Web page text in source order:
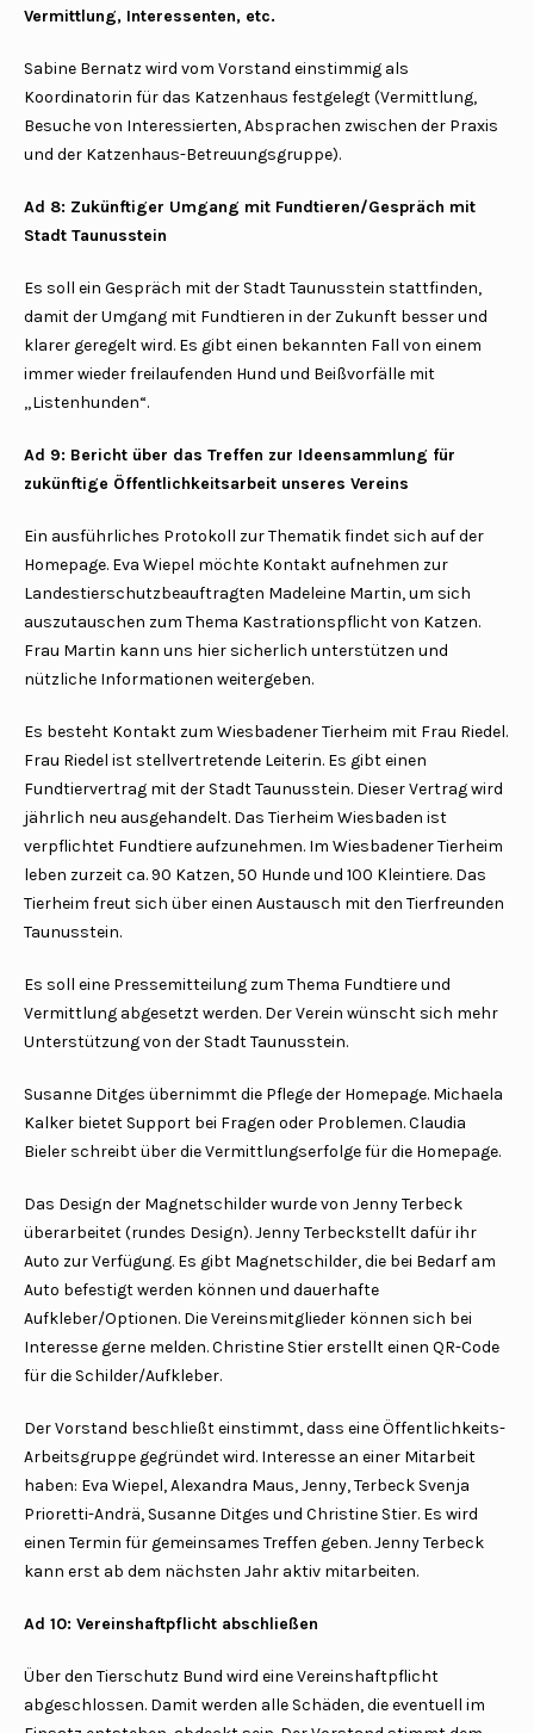
Vermittlung, Interessenten, etc.
Sabine Bernatz wird vom Vorstand einstimmig als
Koordinatorin für das Katzenhaus festgelegt (Vermittlung,
Besuche von Interessierten, Absprachen zwischen der Praxis
und der Katzenhaus-Betreuungsgruppe).
Ad 8: Zukünftiger Umgang mit Fundtieren/Gespräch mit
Stadt Taunusstein
Es soll ein Gespräch mit der Stadt Taunusstein stattfinden,
damit der Umgang mit Fundtieren in der Zukunft besser und
klarer geregelt wird. Es gibt einen bekannten Fall von einem
immer wieder freilaufenden Hund und Beißvorfälle mit
„Listenhunden“.
Ad 9: Bericht über das Treffen zur Ideensammlung für
zukünftige Öffentlichkeitsarbeit unseres Vereins
Ein ausführliches Protokoll zur Thematik findet sich auf der
Homepage. Eva Wiepel möchte Kontakt aufnehmen zur
Landestierschutzbeauftragten Madeleine Martin, um sich
auszutauschen zum Thema Kastrationspflicht von Katzen.
Frau Martin kann uns hier sicherlich unterstützen und
nützliche Informationen weitergeben.
Es besteht Kontakt zum Wiesbadener Tierheim mit Frau Riedel.
Frau Riedel ist stellvertretende Leiterin. Es gibt einen
Fundtiervertrag mit der Stadt Taunusstein. Dieser Vertrag wird
jährlich neu ausgehandelt. Das Tierheim Wiesbaden ist
verpflichtet Fundtiere aufzunehmen. Im Wiesbadener Tierheim
leben zurzeit ca. 90 Katzen, 50 Hunde und 100 Kleintiere. Das
Tierheim freut sich über einen Austausch mit den Tierfreunden
Taunusstein.
Es soll eine Pressemitteilung zum Thema Fundtiere und
Vermittlung abgesetzt werden. Der Verein wünscht sich mehr
Unterstützung von der Stadt Taunusstein.
Susanne Ditges übernimmt die Pflege der Homepage. Michaela
Kalker bietet Support bei Fragen oder Problemen. Claudia
Bieler schreibt über die Vermittlungserfolge für die Homepage.
Das Design der Magnetschilder wurde von Jenny Terbeck
überarbeitet (rundes Design). Jenny Terbeckstellt dafür ihr
Auto zur Verfügung. Es gibt Magnetschilder, die bei Bedarf am
Auto befestigt werden können und dauerhafte
Aufkleber/Optionen. Die Vereinsmitglieder können sich bei
Interesse gerne melden. Christine Stier erstellt einen QR-Code
für die Schilder/Aufkleber.
Der Vorstand beschließt einstimmt, dass eine Öffentlichkeits-
Arbeitsgruppe gegründet wird. Interesse an einer Mitarbeit
haben: Eva Wiepel, Alexandra Maus, Jenny, Terbeck Svenja
Prioretti-Andrä, Susanne Ditges und Christine Stier. Es wird
einen Termin für gemeinsames Treffen geben. Jenny Terbeck
kann erst ab dem nächsten Jahr aktiv mitarbeiten.
Ad 10: Vereinshaftpflicht abschließen
Über den Tierschutz Bund wird eine Vereinshaftpflicht
abgeschlossen. Damit werden alle Schäden, die eventuell im